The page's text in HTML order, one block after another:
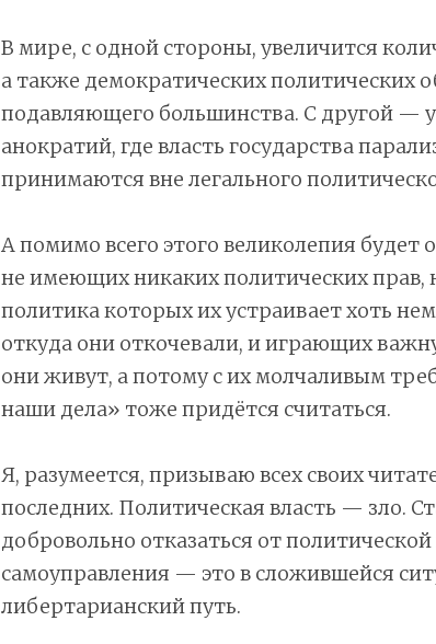
В мире, с одной стороны, увеличится
а также демократических политических
подавляющего большинства. С другой —
анократий, где власть государства
принимаются вне легального
А помимо всего этого великолепия будет
не имеющих никаких политических прав,
политика которых их устраивает хоть
откуда они откочевали, и играющих
они живут, а потому с их молчаливым
наши дела» тоже придётся считаться.
Я, разумеется, призываю всех своих
последних. Политическая власть — зло.
добровольно отказаться от
самоуправления — это в сложившейся
либертарианский путь.